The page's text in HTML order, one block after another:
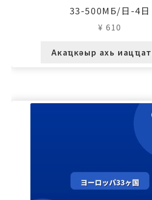
33-500МБ/日-4日
¥ 610
Акаҵкәыр ахь